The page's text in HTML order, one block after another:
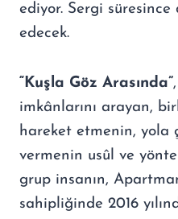
ediyor. Sergi
edecek.
“Kuşla Göz Arasında”
imkânlarını arayan,
hareket etmenin, yola
vermenin usûl ve
grup insanın,
sahipliğinde 2016